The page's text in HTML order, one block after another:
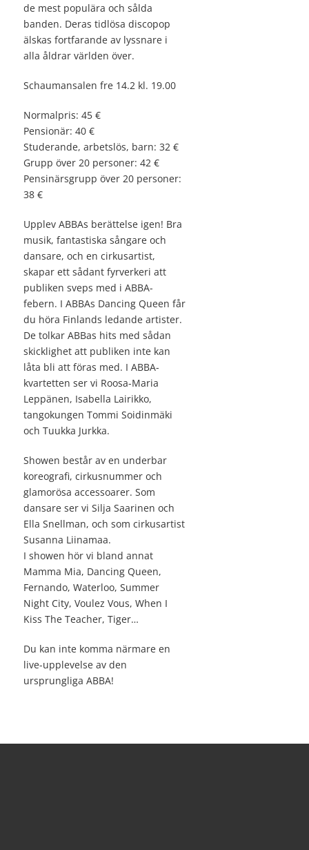
de mest populära och sålda
banden. Deras tidlösa discopop
älskas fortfarande av lyssnare i
alla åldrar världen över.
Schaumansalen fre 14.2 kl. 19.00
Normalpris: 45 €
Pensionär: 40 €
Studerande, arbetslös, barn: 32 €
Grupp över 20 personer: 42 €
Pensinärsgrupp över 20 personer:
38 €
Upplev ABBAs berättelse igen! Bra
musik, fantastiska sångare och
dansare, och en cirkusartist,
skapar ett sådant fyrverkeri att
publiken sveps med i ABBA-
febern. I ABBAs Dancing Queen får
du höra Finlands ledande artister.
De tolkar ABBas hits med sådan
skicklighet att publiken inte kan
låta bli att föras med. I ABBA-
kvartetten ser vi Roosa-Maria
Leppänen, Isabella Lairikko,
tangokungen Tommi Soidinmäki
och Tuukka Jurkka.
Showen består av en underbar
koreografi, cirkusnummer och
glamorösa accessoarer. Som
dansare ser vi Silja Saarinen och
Ella Snellman, och som cirkusartist
Susanna Liinamaa.
I showen hör vi bland annat
Mamma Mia, Dancing Queen,
Fernando, Waterloo, Summer
Night City, Voulez Vous, When I
Kiss The Teacher, Tiger…
Du kan inte komma närmare en
live-upplevelse av den
ursprungliga ABBA!